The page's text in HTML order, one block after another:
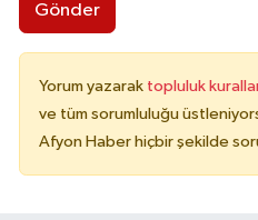
Gönder
Yorum yazarak topluluk
ve tüm sorumluluğu
Afyon Haber hiçbir şekilde